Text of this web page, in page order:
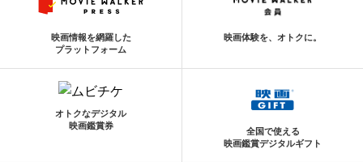
映画情報を網羅した
プラットフォーム
映画体験を、オトクに。
オトクなデジタル
映画鑑賞券
全国で使える
映画鑑賞デジタルギフト